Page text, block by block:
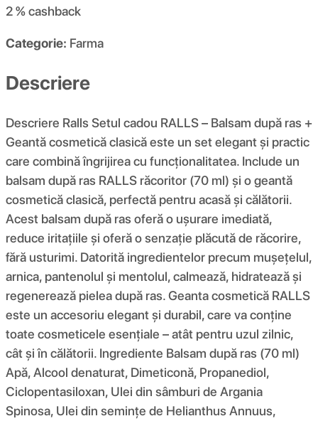
2 %cashback
Categorie: Farma
Descriere
Descriere Ralls Setul cadou RALLS – Balsam după ras +
Geantă cosmetică clasică este un set elegant și practic
care combină îngrijirea cu funcționalitatea. Include un
balsam după ras RALLS răcoritor (70 ml) și o geantă
cosmetică clasică, perfectă pentru acasă și călătorii.
Acest balsam după ras oferă o ușurare imediată,
reduce iritațiile și oferă o senzație plăcută de răcorire,
fără usturimi. Datorită ingredientelor precum mușețelul,
arnica, pantenolul și mentolul, calmează, hidratează și
regenerează pielea după ras. Geanta cosmetică RALLS
este un accesoriu elegant și durabil, care va conține
toate cosmeticele esențiale – atât pentru uzul zilnic,
cât și în călătorii. Ingrediente Balsam după ras (70 ml)
Apă, Alcool denaturat, Dimeticonă, Propanediol,
Ciclopentasiloxan, Ulei din sâmburi de Argania
Spinosa, Ulei din semințe de Helianthus Annuus,